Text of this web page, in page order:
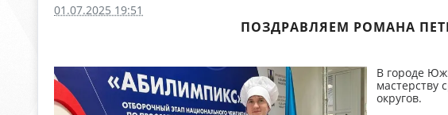
01.07.2025 19:51
ПОЗДРАВЛЯЕМ РОМАНА
В городе
мастерству
округов.